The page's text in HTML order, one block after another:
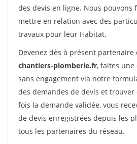
des devis en ligne. Nous pouvons
mettre en relation avec des
travaux pour leur Habitat.
Devenez dès à présent partenaire
chantiers-plomberie.fr, faites
sans engagement via notre
des demandes de devis et trouver
fois la demande validée, vous
de devis enregistrées depuis les
tous les partenaires du réseau.